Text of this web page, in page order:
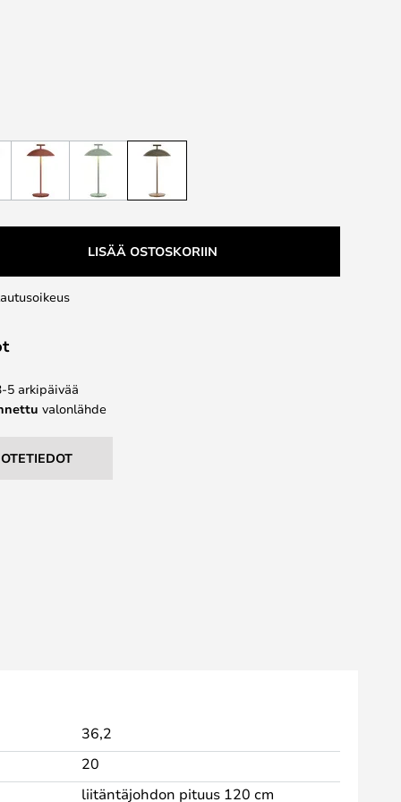
LISÄÄ OSTOSKORIIN
5 arkipäivää
valonlähde
36,2
20
liitäntäjohdon pituus 120 cm